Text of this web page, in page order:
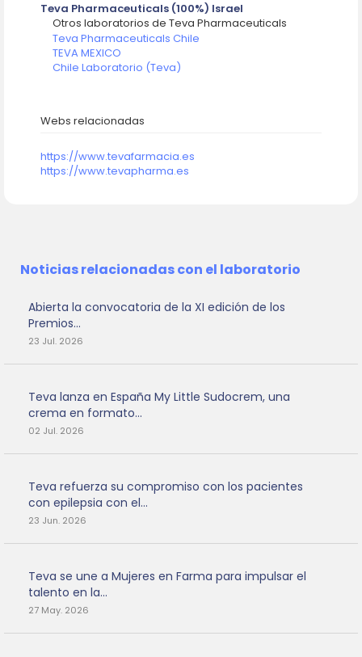
Teva Pharmaceuticals (100%) Israel
Otros laboratorios de Teva Pharmaceuticals
Teva Pharmaceuticals Chile
TEVA MEXICO
Chile Laboratorio (Teva)
Webs relacionadas
https://www.tevafarmacia.es
https://www.tevapharma.es
Noticias relacionadas con el laboratorio
Abierta la convocatoria de la XI edición de los
Premios...
23 Jul. 2026
Teva lanza en España My Little Sudocrem, una
crema en formato...
02 Jul. 2026
Teva refuerza su compromiso con los pacientes
con epilepsia con el...
23 Jun. 2026
Teva se une a Mujeres en Farma para impulsar el
talento en la...
27 May. 2026